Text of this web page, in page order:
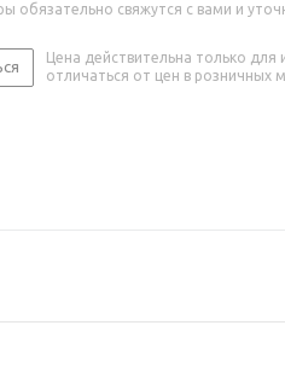
обязательно свяжутся с вами и
Цена действительна только
отличаться от цен в розничных